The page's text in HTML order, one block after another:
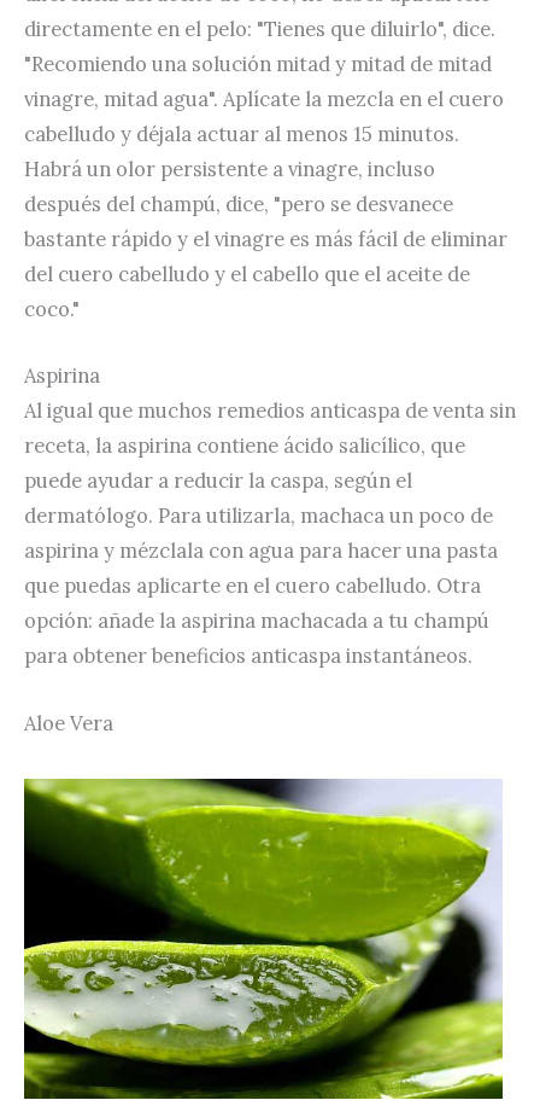
directamente en el pelo: "Tienes que diluirlo", dice.
"Recomiendo una solución mitad y mitad de mitad
vinagre, mitad agua". Aplícate la mezcla en el cuero
cabelludo y déjala actuar al menos 15 minutos.
Habrá un olor persistente a vinagre, incluso
después del champú, dice, "pero se desvanece
bastante rápido y el vinagre es más fácil de eliminar
del cuero cabelludo y el cabello que el aceite de
coco."
Aspirina
Al igual que muchos remedios anticaspa de venta sin
receta, la aspirina contiene ácido salicílico, que
puede ayudar a reducir la caspa, según el
dermatólogo. Para utilizarla, machaca un poco de
aspirina y mézclala con agua para hacer una pasta
que puedas aplicarte en el cuero cabelludo. Otra
opción: añade la aspirina machacada a tu champú
para obtener beneficios anticaspa instantáneos.
Aloe Vera